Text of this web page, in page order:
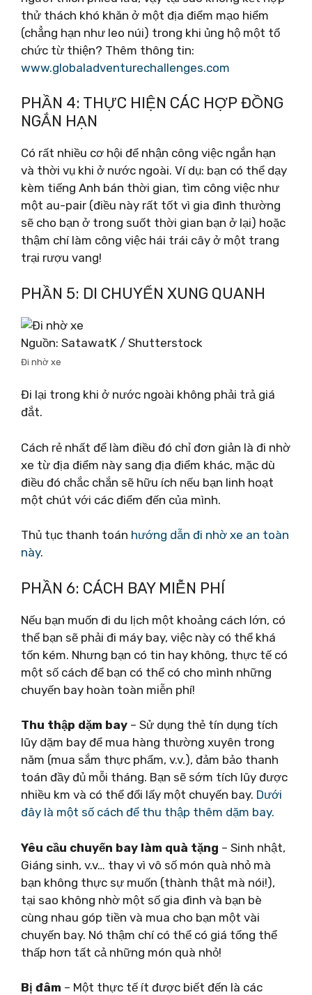
thử thách khó khăn ở một địa điểm mạo hiểm
(chẳng hạn như leo núi) trong khi ủng hộ một tổ
chức từ thiện? Thêm thông tin:
www.globaladventurechallenges.com
PHẦN 4: THỰC HIỆN CÁC HỢP ĐỒNG
NGẮN HẠN
Có rất nhiều cơ hội để nhận công việc ngắn hạn
và thời vụ khi ở nước ngoài. Ví dụ: bạn có thể dạy
kèm tiếng Anh bán thời gian, tìm công việc như
một au-pair (điều này rất tốt vì gia đình thường
sẽ cho bạn ở trong suốt thời gian bạn ở lại) hoặc
thậm chí làm công việc hái trái cây ở một trang
trại rượu vang!
PHẦN 5: DI CHUYỂN XUNG QUANH
Nguồn: SatawatK / Shutterstock
Đi nhờ xe
Đi lại trong khi ở nước ngoài không phải trả giá
đắt.
Cách rẻ nhất để làm điều đó chỉ đơn giản là đi nhờ
xe từ địa điểm này sang địa điểm khác, mặc dù
điều đó chắc chắn sẽ hữu ích nếu bạn linh hoạt
một chút với các điểm đến của mình.
Thủ tục thanh toán hướng dẫn đi nhờ xe an toàn
này.
PHẦN 6: CÁCH BAY MIỄN PHÍ
Nếu bạn muốn đi du lịch một khoảng cách lớn, có
thể bạn sẽ phải đi máy bay, việc này có thể khá
tốn kém. Nhưng bạn có tin hay không, thực tế có
một số cách để bạn có thể có cho mình những
chuyến bay hoàn toàn miễn phí!
Thu thập dặm bay – Sử dụng thẻ tín dụng tích
lũy dặm bay để mua hàng thường xuyên trong
năm (mua sắm thực phẩm, v.v.), đảm bảo thanh
toán đầy đủ mỗi tháng. Bạn sẽ sớm tích lũy được
nhiều km và có thể đổi lấy một chuyến bay. Dưới
đây là một số cách để thu thập thêm dặm bay.
Yêu cầu chuyến bay làm quà tặng – Sinh nhật,
Giáng sinh, v.v… thay vì vô số món quà nhỏ mà
bạn không thực sự muốn (thành thật mà nói!),
tại sao không nhờ một số gia đình và bạn bè
cùng nhau góp tiền và mua cho bạn một vài
chuyến bay. Nó thậm chí có thể có giá tổng thể
thấp hơn tất cả những món quà nhỏ!
Bị đâm – Một thực tế ít được biết đến là các